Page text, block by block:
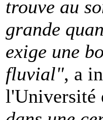
trouve au
grande
exige une
fluvial", a
l'Université